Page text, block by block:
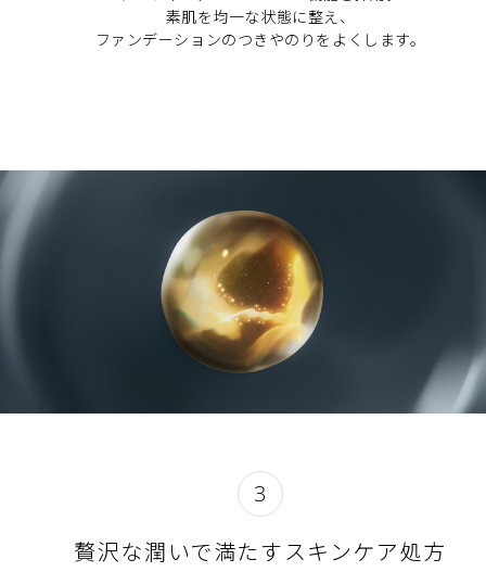
素肌を均一な状態に整え、
ファンデーションのつきやのりをよくします。
3
贅沢な潤いで満たすスキンケア処方